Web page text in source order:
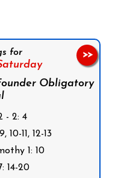
for
Obligatory
- 2: 4
11, 12-13
1: 10
14-20
>>